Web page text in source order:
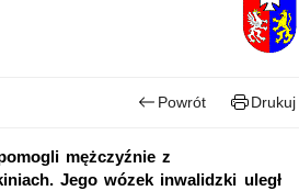
Powrót Drukuj
mężczyźnie z
Jego wózek inwalidzki uległ